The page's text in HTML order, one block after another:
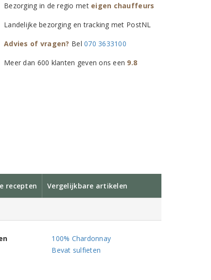
Bezorging in de regio met eigen chauffeurs
Landelijke bezorging en tracking met PostNL
Advies of vragen? Bel070 3633100
Meer dan 600 klanten geven ons een 9.8
recepten Vergelijkbare artikelen
100% Chardonnay
Bevat sulfieten